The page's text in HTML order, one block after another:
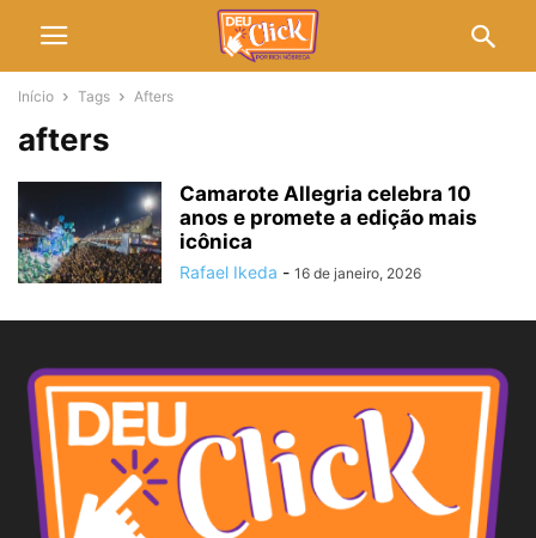
Início Tags Afters
afters
Camarote Allegria celebra 10
anos e promete a edição mais
icônica
Rafael Ikeda - 16 de janeiro, 2026